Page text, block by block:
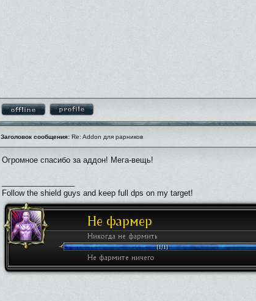
Заголовок сообщения: Re: Addon для рарников
Огромное спасибо за аддон! Мега-вещь!
Follow the shield guys and keep full dps on my target!